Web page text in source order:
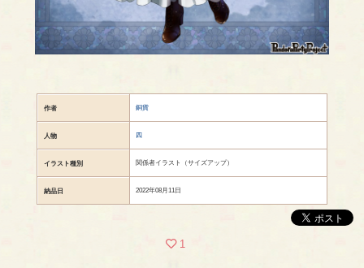
作者 銅貨
人物 四
イラスト種別 関係者イラスト（サイズアップ）
納品日 2022年08月11日
1